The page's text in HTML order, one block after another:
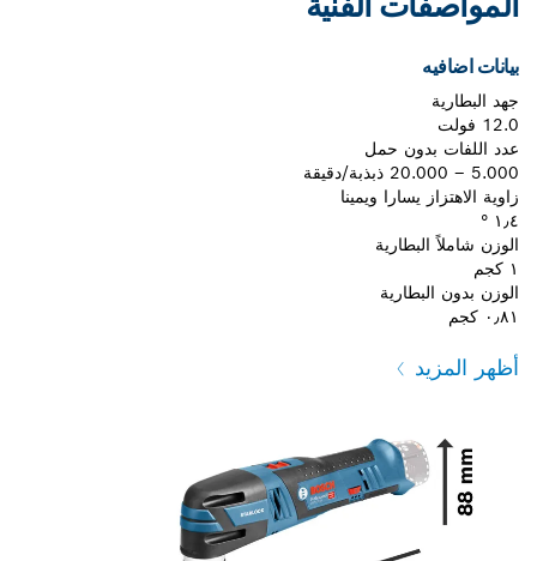
بيانات اضافيه
جهد البطارية
12.0 فولت
عدد اللفات بدون حمل
5.000 – 20.000 ذبذبة/دقيقة
زاوية الاهتزاز يسارا ويمينا
١٫٤ °
الوزن شاملاً البطارية
الوزن بدون البطارية
٠٫٨١ كجم
أظهر المزيد